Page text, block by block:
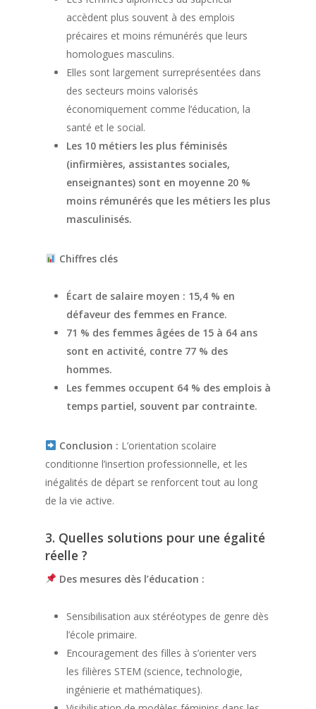
accèdent plus souvent à des emplois
précaires et moins rémunérés que leurs
homologues masculins.
Elles sont largement surreprésentées dans
des secteurs moins valorisés
économiquement comme l’éducation, la
santé et le social.
Les 10 métiers les plus féminisés
(infirmières, assistantes sociales,
enseignantes) sont en moyenne 20 %
moins rémunérés que les métiers les plus
masculinisés.
Chiffres clés
Écart de salaire moyen : 15,4 % en
défaveur des femmes en France.
71 % des femmes âgées de 15 à 64 ans
sont en activité, contre 77 % des
hommes.
Les femmes occupent 64 % des emplois à
temps partiel, souvent par contrainte.
Conclusion : L’orientation scolaire
conditionne l’insertion professionnelle, et les
inégalités de départ se renforcent tout au long
de la vie active.
3. Quelles solutions pour une égalité
réelle ?
Des mesures dès l’éducation :
Sensibilisation aux stéréotypes de genre dès
l’école primaire.
Encouragement des filles à s’orienter vers
les filières STEM (science, technologie,
ingénierie et mathématiques).